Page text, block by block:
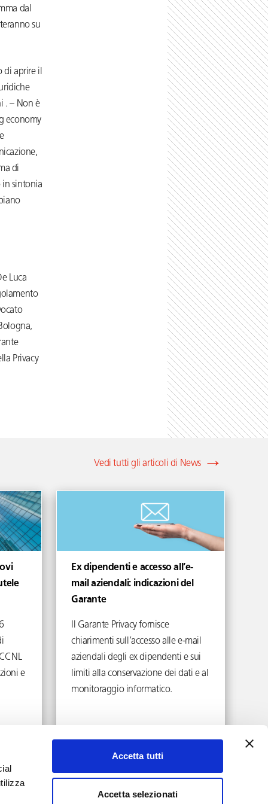
Accetta tutti
Accetta selezionati
dal
su
aprire il
. – Non è
economy
di
in sintonia
Luca
Privacy
Vedi tutti gli articoli di News
e
Ex dipendenti e accesso all’e-
mail aziendali: indicazioni del
Garante
Il Garante Privacy fornisce
chiarimenti sull’accesso alle e-mail
aziendali degli ex dipendenti e sui
limiti alla conservazione dei dati e al
monitoraggio informatico.